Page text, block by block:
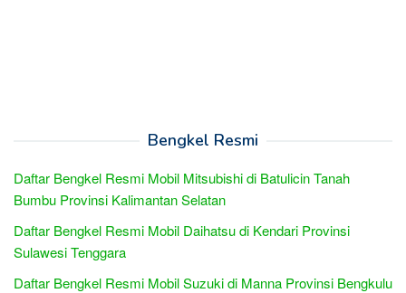
Bengkel Resmi
Daftar Bengkel Resmi Mobil Mitsubishi di Batulicin Tanah
Bumbu Provinsi Kalimantan Selatan
Daftar Bengkel Resmi Mobil Daihatsu di Kendari Provinsi
Sulawesi Tenggara
Daftar Bengkel Resmi Mobil Suzuki di Manna Provinsi Bengkulu